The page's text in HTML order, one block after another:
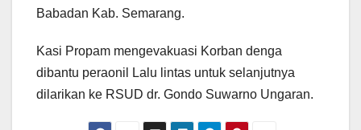
Babadan Kab. Semarang.
Kasi Propam mengevakuasi Korban denga
dibantu peraonil Lalu lintas untuk selanjutnya
dilarikan ke RSUD dr. Gondo Suwarno Ungaran.